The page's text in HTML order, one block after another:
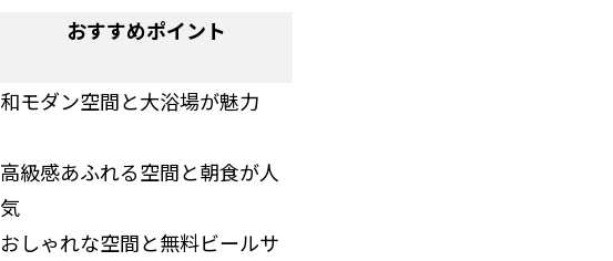
おすすめポイント
和モダン空間と大浴場が魅力
高級感あふれる空間と朝食が人
気
おしゃれな空間と無料ビールサ